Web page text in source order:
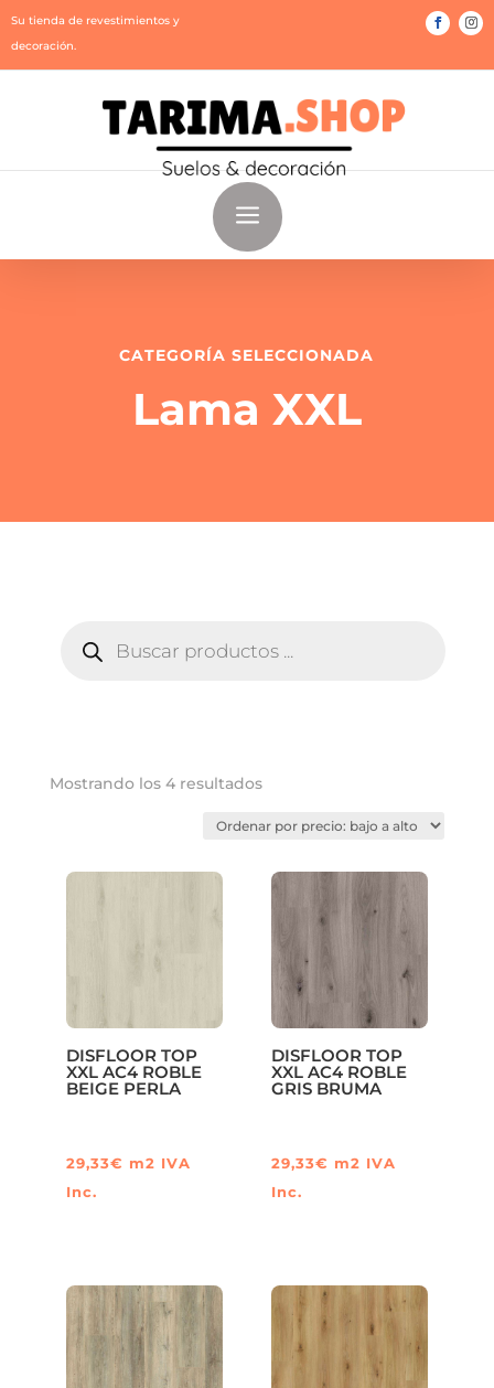
Su tienda de revestimientos y
decoración.
a
CATEGORÍA SELECCIONADA
Lama XXL
PRODUCTOS
Mostrando los 4 resultadosOrdenado
precio:
DISFLOOR TOP
XXL AC4 ROBLE
BEIGE PERLA
29,33€ m2 IVA
Inc.
DISFLOOR TOP
XXL AC4 ROBLE
GRIS BRUMA
29,33€ m2 IVA
Inc.